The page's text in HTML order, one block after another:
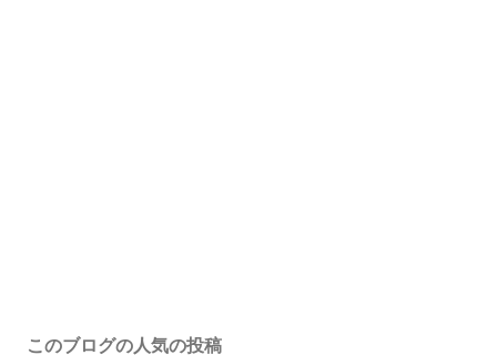
このブログの人気の投稿